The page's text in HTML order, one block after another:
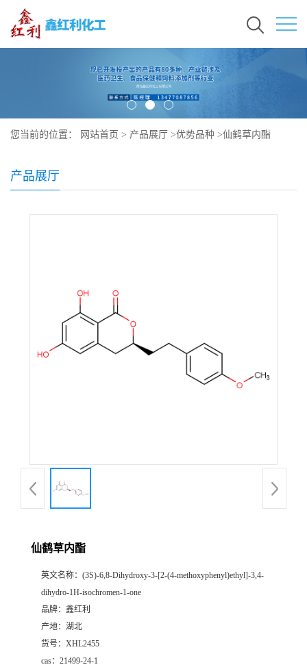
您当前的位置： 网站首页 > 产品展厅 >优势品种 >仙鹤草内酯
产品展厅
仙鹤草内酯
英文名称： (3S)-6,8-Dihydroxy-3-[2-(4-methoxyphenyl)ethyl]-3,4-
dihydro-1H-isochromen-1-one
品牌： 鑫红利
产地： 湖北
货号： XHL2455
cas： 21499-24-1